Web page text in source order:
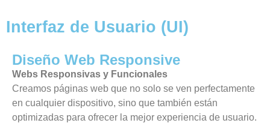
Interfaz de Usuario (UI)
Diseño Web Responsive
Webs Responsivas y Funcionales
Creamos páginas web que no solo se ven perfectamente
en cualquier dispositivo, sino que también están
optimizadas para ofrecer la mejor experiencia de usuario.